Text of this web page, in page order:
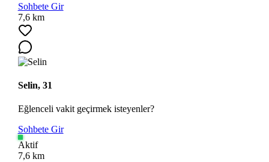
Sohbete Gir
7,6 km
Selin, 31
Eğlenceli vakit geçirmek isteyenler?
Sohbete Gir
Aktif
7,6 km